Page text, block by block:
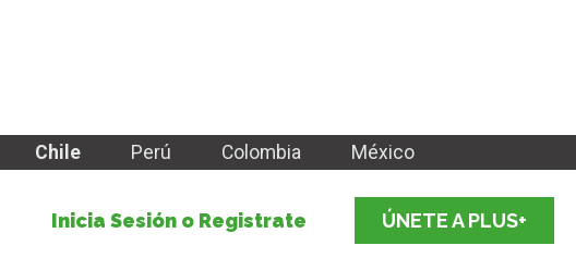
Chile Perú Colombia México
Inicia Sesión o Registrate ÚNETE A PLUS+